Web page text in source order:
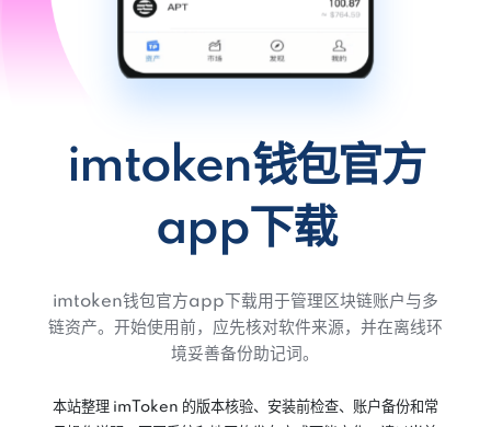
imtoken钱包官方
app下载
imtoken钱包官方app下载用于管理区块链账户与多
链资产。开始使用前，应先核对软件来源，并在离线环
境妥善备份助记词。
本站整理 imToken 的版本核验、安装前检查、账户备份和常